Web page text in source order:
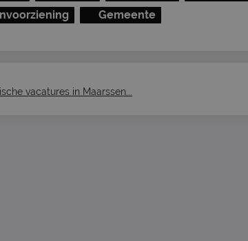
Gemeente
vacatures in Maarssen...